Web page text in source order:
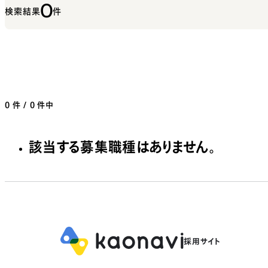
検索結果0件
0 件 / 0 件中
該当する募集職種はありません。